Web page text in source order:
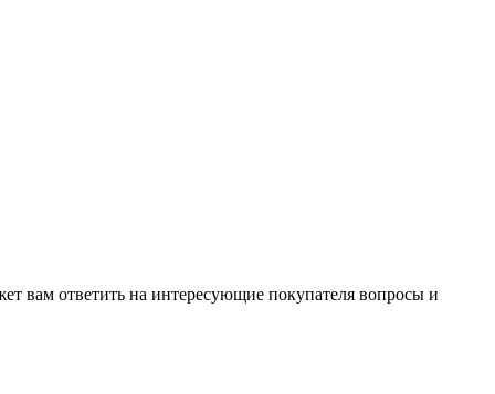
вам ответить на интересующие покупателя вопросы и